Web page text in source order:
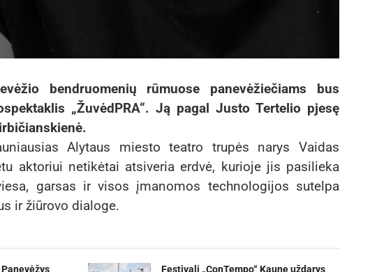
bendruomenių rūmuose panevėžiečiams bus
„ŽuvėdPRA“. Ją pagal Justo Tertelio pjesę
Alytaus miesto teatro trupės narys Vaidas
aktoriui netikėtai atsiveria erdvė, kurioje jis pasilieka
garsas ir visos įmanomos technologijos sutelpa
ir žiūrovo dialoge.
Festivalį „ConTempo“ Kaune uždarys